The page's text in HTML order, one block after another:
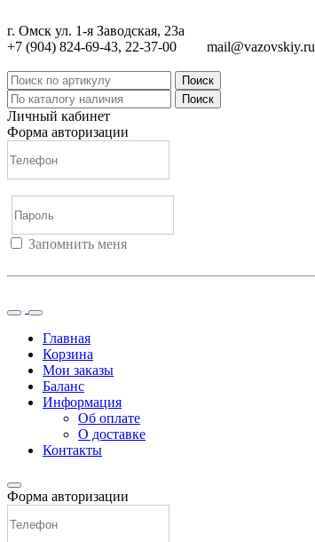
г. Омск ул. 1-я Заводская, 23а
+7 (904) 824-69-43, 22-37-00
mail@vazovskiy.ru
Поиск
Поиск
Личный кабинет
Форма авторизации
Запомнить меня
Главная
Корзина
Мои заказы
Баланс
Информация
Об оплате
О доставке
Контакты
Форма авторизации